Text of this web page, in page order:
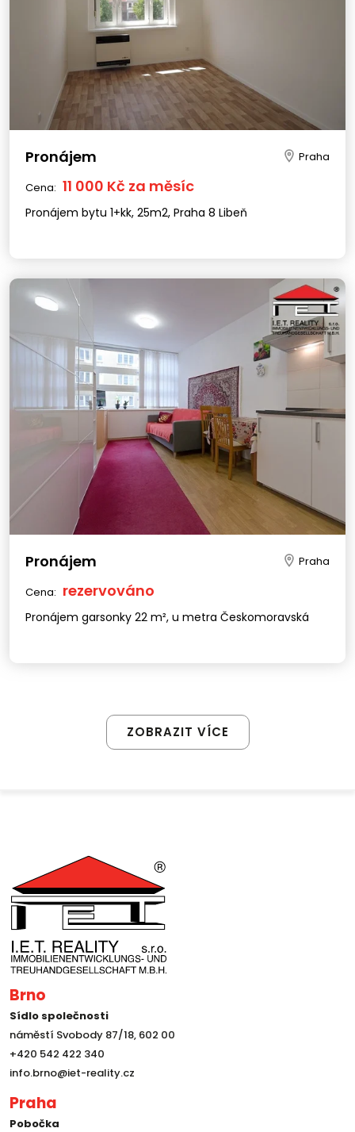
Pronájem Praha
Cena: 11 000 Kč za měsíc
Pronájem bytu 1+kk, 25m2, Praha 8 Libeň
Pronájem Praha
Cena: rezervováno
Pronájem garsonky 22 m², u metra Českomoravská
ZOBRAZIT VÍCE
Brno
Sídlo společnosti
náměstí Svobody 87/18, 602 00
+420 542 422 340
info.brno@iet-reality.cz
Praha
Pobočka